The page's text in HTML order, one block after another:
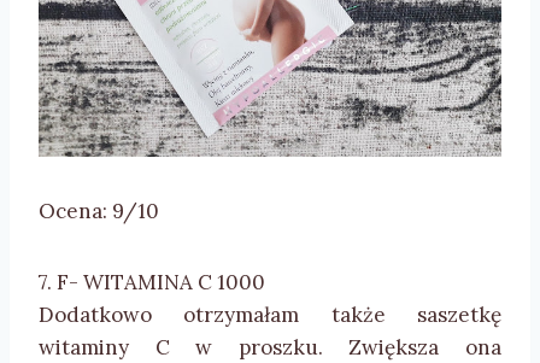
Ocena: 9/10
7. F- WITAMINA C 1000
Dodatkowo otrzymałam także saszetkę
witaminy C w proszku. Zwiększa ona